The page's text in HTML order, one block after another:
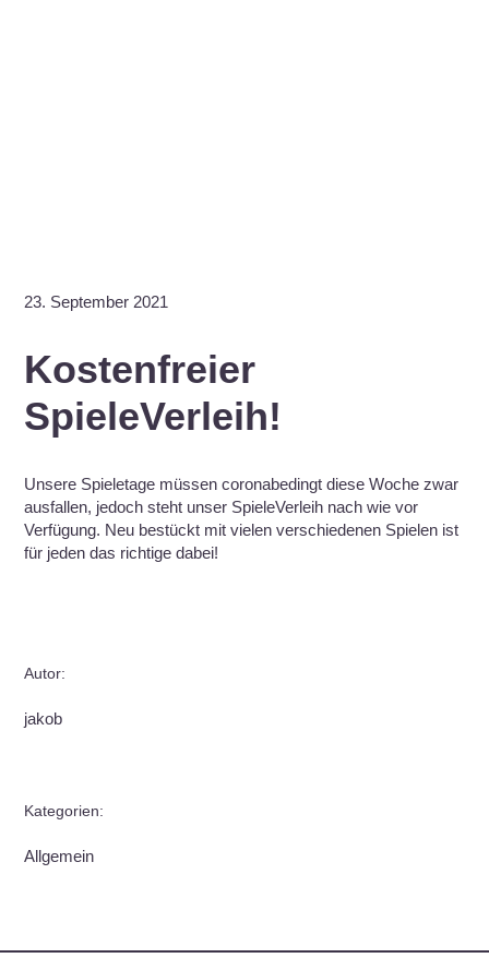
23. September 2021
Kostenfreier
SpieleVerleih!
Unsere Spieletage müssen coronabedingt diese Woche zwar
ausfallen, jedoch steht unser SpieleVerleih nach wie vor
Verfügung. Neu bestückt mit vielen verschiedenen Spielen ist
für jeden das richtige dabei!
Autor:
jakob
Kategorien:
Allgemein